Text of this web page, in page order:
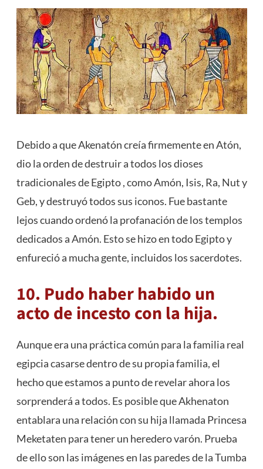
Debido a que Akenatón creía firmemente en Atón,
dio la orden de destruir a todos los dioses
tradicionales de Egipto , como Amón, Isis, Ra, Nut y
Geb, y destruyó todos sus iconos. Fue bastante
lejos cuando ordenó la profanación de los templos
dedicados a Amón. Esto se hizo en todo Egipto y
enfureció a mucha gente, incluidos los sacerdotes.
10. Pudo haber habido un
acto de incesto con la hija.
Aunque era una práctica común para la familia real
egipcia casarse dentro de su propia familia, el
hecho que estamos a punto de revelar ahora los
sorprenderá a todos. Es posible que Akhenaton
entablara una relación con su hija llamada Princesa
Meketaten para tener un heredero varón. Prueba
de ello son las imágenes en las paredes de la Tumba